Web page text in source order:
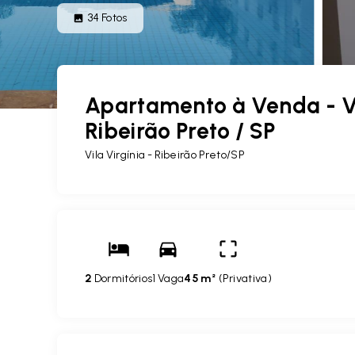
34 Fotos
Apartamento à Venda -
Ribeirão Preto / SP
Vila Virgínia - Ribeirão Preto/SP
2 Dormitórios1 Vaga45 m² (Privativa)